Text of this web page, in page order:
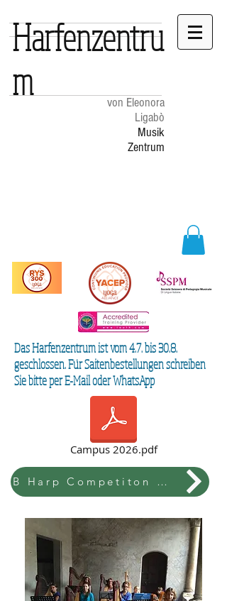
von Eleonora
Ligabò
Musik
Zentrum
Harfenzentru
m
Das Harfenzentrum ist vom 4.7. bis 30.8.
geschlossen. Für Saitenbestellungen schreiben
Sie bitte per E-Mail oder WhatsApp
Campus 2026.pdf
B Harp Competiton & Festival